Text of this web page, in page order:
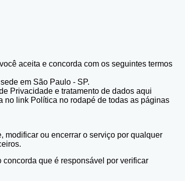
aceita e concorda com os seguintes termos
em São Paulo - SP.
Privacidade e tratamento de dados aqui
no link Política no rodapé de todas as páginas
modificar ou encerrar o serviço por qualquer
que é responsável por verificar